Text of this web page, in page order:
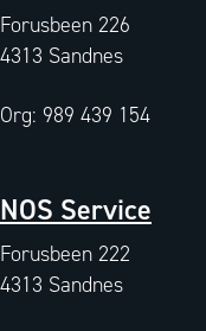
Forusbeen 226
4313 Sandnes
Org: 989 439 154
NOS Service
Forusbeen 222
4313 Sandnes